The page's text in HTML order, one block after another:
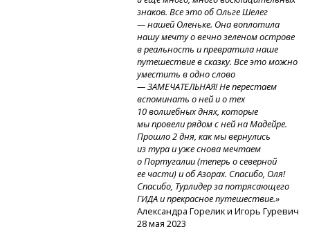
знаков. Все это об Ольге Шелег
— нашей Оленьке. Она воплотила
нашу мечту о вечно зеленом острове
в реальность и превратила наше
путешествие в сказку. Все это можно
уместить в одно слово
— ЗАМЕЧАТЕЛЬНАЯ! Не перестаем
вспоминать о ней и о тех
10 волшебных днях, которые
мы провели рядом с ней на Мадейре.
Прошло 2 дня, как мы вернулись
из тура и уже снова мечтаем
о Португалии (теперь о северной
ее части) и об Азорах. Спасибо, Оля!
Спасибо, Турлидер за потрясающего
ГИДА и прекрасное путешествие.»
Александра Горелик и Игорь Гуревич
28 мая 2023